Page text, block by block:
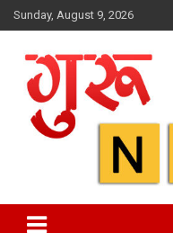
Skip
to
Sunday, August 9, 2026